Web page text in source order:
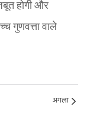
होगी और
गुणवत्ता वाले
अगला